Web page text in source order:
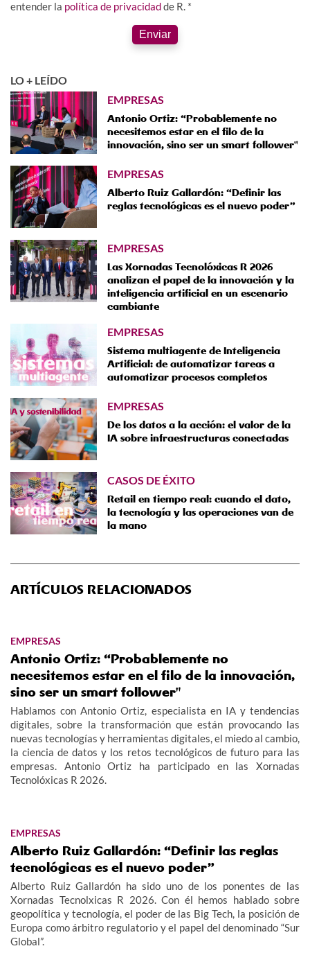
entender la política de privacidadde R. *
Enviar
LO + LEÍDO
EMPRESAS
Antonio Ortiz: “Probablemente no
necesitemos estar en el filo de la
innovación, sino ser un smart follower"
EMPRESAS
Alberto Ruiz Gallardón: “Definir las
reglas tecnológicas es el nuevo poder”
EMPRESAS
Las Xornadas Tecnolóxicas R 2026
analizan el papel de la innovación y la
inteligencia artificial en un escenario
cambiante
EMPRESAS
Sistema multiagente de Inteligencia
Artificial: de automatizar tareas a
automatizar procesos completos
EMPRESAS
De los datos a la acción: el valor de la
IA sobre infraestructuras conectadas
CASOS DE ÉXITO
Retail en tiempo real: cuando el dato,
la tecnología y las operaciones van de
la mano
ARTÍCULOS RELACIONADOS
EMPRESAS
Antonio Ortiz: “Probablemente no
necesitemos estar en el filo de la innovación,
sino ser un smart follower"
Hablamos con Antonio Ortiz, especialista en IA y tendencias
digitales, sobre la transformación que están provocando las
nuevas tecnologías y herramientas digitales, el miedo al cambio,
la ciencia de datos y los retos tecnológicos de futuro para las
empresas. Antonio Ortiz ha participado en las Xornadas
Tecnolóxicas R 2026.
EMPRESAS
Alberto Ruiz Gallardón: “Definir las reglas
tecnológicas es el nuevo poder”
Alberto Ruiz Gallardón ha sido uno de los ponentes de las
Xornadas Tecnolxicas R 2026. Con él hemos hablado sobre
geopolítica y tecnología, el poder de las Big Tech, la posición de
Europa como árbitro regulatorio y el papel del denominado “Sur
Global”.